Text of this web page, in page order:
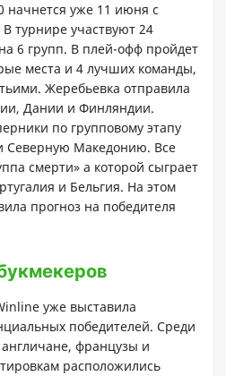
начнется уже 11 июня с
турнире участвуют 24
6 групп. В плей-офф пройдет
места и 4 лучших команды,
Жеребьевка отправила
Дании и Финляндии.
по групповому этапу
Северную Македонию. Все
смерти» а которой сыграет
и Бельгия. На этом
прогноз на победителя
уже выставила
победителей. Среди
французы и
расположились